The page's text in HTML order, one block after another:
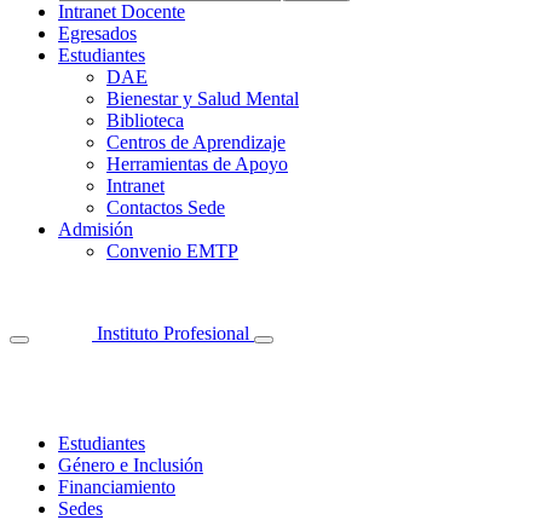
Intranet Docente
Egresados
Estudiantes
DAE
Bienestar y Salud Mental
Biblioteca
Centros de Aprendizaje
Herramientas de Apoyo​
Intranet
Contactos Sede
Admisión
Convenio EMTP
Instituto Profesional
Estudiantes
Género e Inclusión
Financiamiento
Sedes